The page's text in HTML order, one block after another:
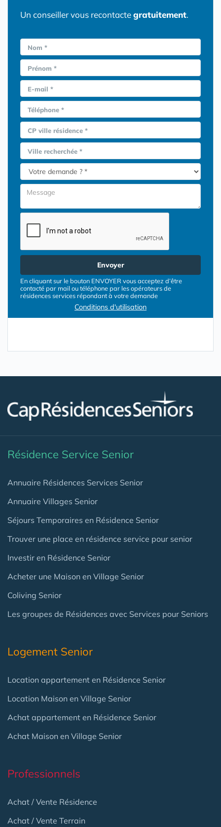
Un conseiller vous recontactegratuitement.
Nom *
Prénom *
E-mail *
Téléphone *
CP ville résidence *
Ville recherchée *
Envoyer
En cliquant sur le bouton ENVOYER vous acceptez d’être
contacté par mail ou téléphone par les opérateurs de
résidences services répondant à votre demande
Conditions d'utilisation
Résidence Service Senior
Annuaire Résidences Services Senior
Annuaire Villages Senior
Séjours Temporaires en Résidence Senior
Trouver une place en résidence service pour senior
Investir en Résidence Senior
Acheter une Maison en Village Senior
Coliving Senior
Les groupes de Résidences avec Services pour Seniors
Logement Senior
Location appartement en Résidence Senior
Location Maison en Village Senior
Achat appartement en Résidence Senior
Achat Maison en Village Senior
Professionnels
Achat / Vente Résidence
Achat / Vente Terrain